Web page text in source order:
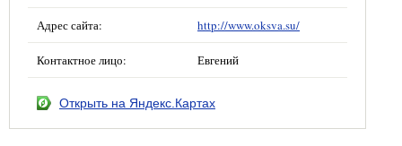
Адрес сайта: http://www.oksva.su/
Контактное лицо: Евгений
Открыть на Яндекс.Картах